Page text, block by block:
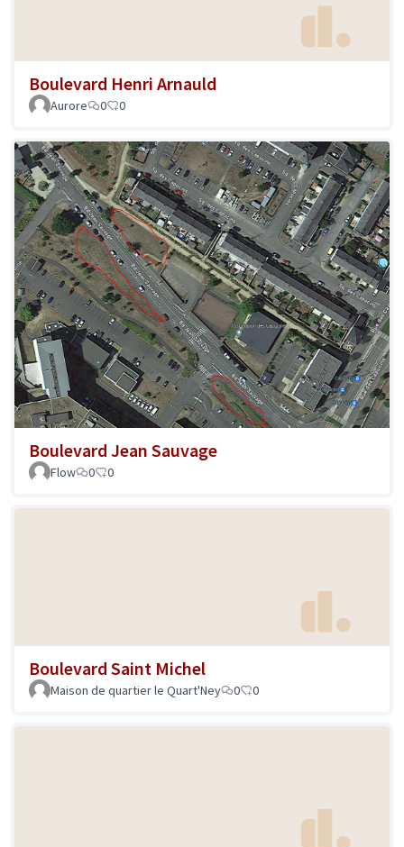
Boulevard Henri Arnauld
Aurore 0 0
Boulevard Jean Sauvage
Flow 0 0
Boulevard Saint Michel
Maison de quartier le Quart'Ney 0 0